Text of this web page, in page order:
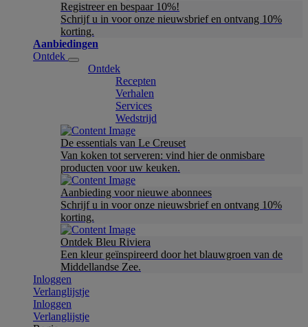
Registreer en bespaar 10%!
Schrijf u in voor onze nieuwsbrief en ontvang 10%
korting.
Aanbiedingen
Ontdek
Ontdek
Recepten
Verhalen
Services
Wedstrijd
De essentials van Le Creuset
Van koken tot serveren: vind hier de onmisbare
producten voor uw keuken.
Aanbieding voor nieuwe abonnees
Schrijf u in voor onze nieuwsbrief en ontvang 10%
korting.
Ontdek Bleu Riviera
Een kleur geïnspireerd door het blauwgroen van de
Middellandse Zee.
Inloggen
Verlanglijstje
Inloggen
Verlanglijstje